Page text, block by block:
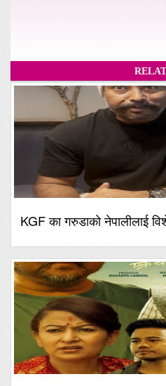
KGF का गरुडाको नेपालीलाई